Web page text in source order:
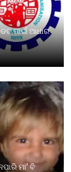
ପାଇଁ ଆଧାର
ମା’ ବି